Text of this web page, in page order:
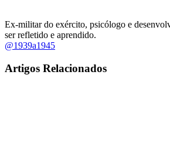
Ex-militar do exército, psicólogo e
ser refletido e aprendido.
@1939a1945
Artigos Relacionados